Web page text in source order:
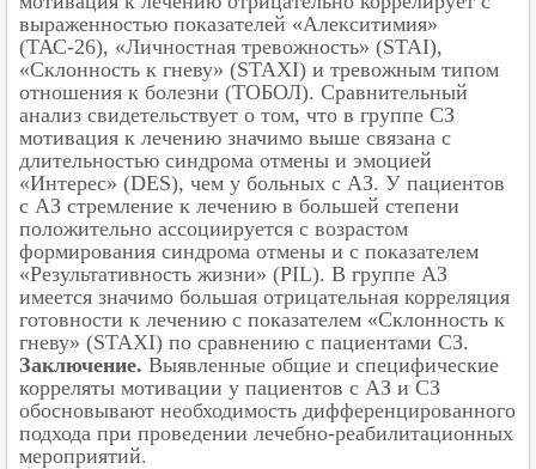
выраженностью показателей «Алекситимия»
(ТАС-26), «Личностная тревожность» (STAI),
«Склонность к гневу» (STAXI) и тревожным типом
отношения к болезни (ТОБОЛ). Сравнительный
анализ свидетельствует о том, что в группе СЗ
мотивация к лечению значимо выше связана с
длительностью синдрома отмены и эмоцией
«Интерес» (DES), чем у больных с АЗ. У пациентов
с АЗ стремление к лечению в большей степени
положительно ассоциируется с возрастом
формирования синдрома отмены и с показателем
«Результативность жизни» (PIL). В группе АЗ
имеется значимо большая отрицательная корреляция
готовности к лечению с показателем «Склонность к
гневу» (STAXI) по сравнению с пациентами СЗ.
Заключение. Выявленные общие и специфические
корреляты мотивации у пациентов с АЗ и СЗ
обосновывают необходимость дифференцированного
подхода при проведении лечебно-реабилитационных
мероприятий.